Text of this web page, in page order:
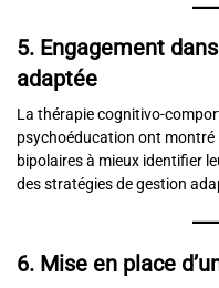
5. Engagement
adaptée
La thérapie cognitivo-
psychoéducation ont
bipolaires à mieux identifier
des stratégies de gestion
6. Mise en place